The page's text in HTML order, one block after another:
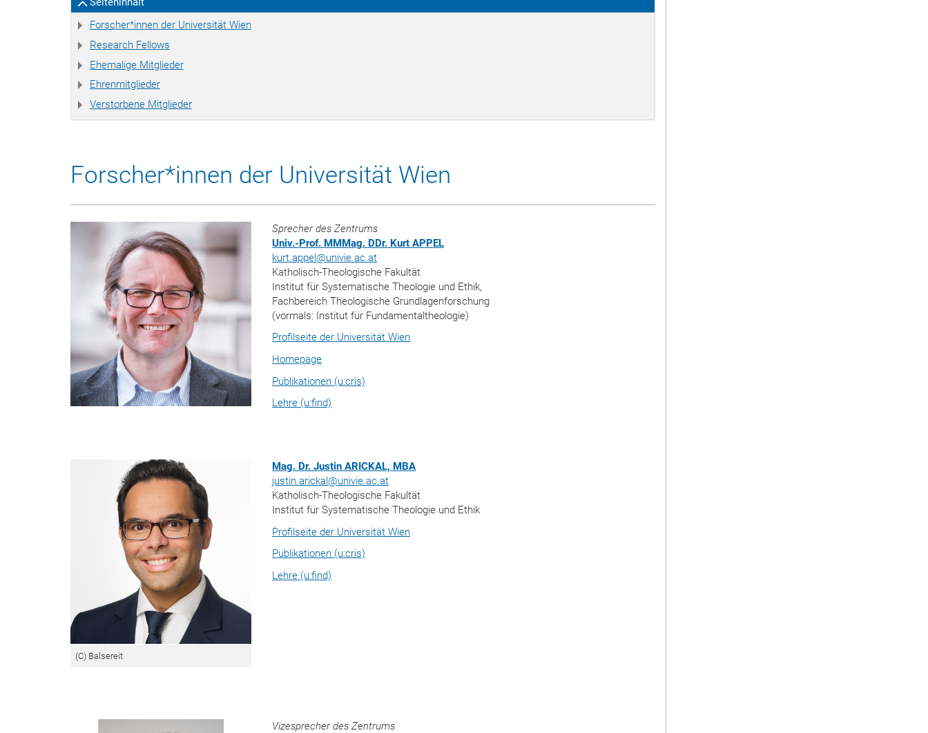
Forscher*innen der Universität Wien
Research Fellows
Ehemalige Mitglieder
Ehrenmitglieder
Verstorbene Mitglieder
Forscher*innen der Universität Wien
Sprecher des Zentrums
Univ.-Prof. MMMag. DDr. Kurt APPEL
kurt.appel@univie.ac.at
Katholisch-Theologische Fakultät
Institut für Systematische Theologie und Ethik,
Fachbereich Theologische Grundlagenforschung
(vormals: Institut für Fundamentaltheologie)
Profilseite der Universität Wien
Homepage
Publikationen (u:cris)
Lehre (u:find)
(C) Balsereit
Mag. Dr. Justin ARICKAL, MBA
justin.arickal@univie.ac.at
Katholisch-Theologische Fakultät
Institut für Systematische Theologie und Ethik
Profilseite der Universität Wien
Publikationen (u:cris)
Lehre (u:find)
Vizesprecher des Zentrums